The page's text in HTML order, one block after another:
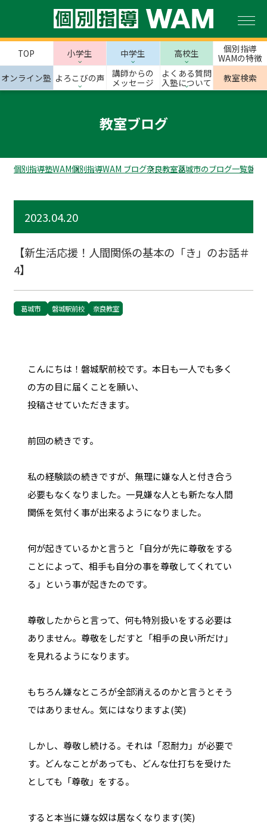
TOP 小学生 中学生 高校生
個別指導
WAMの特徴
オンライン塾 よろこびの声
講師からの
メッセージ
よくある質問
入塾について
教室検索
教室ブログ
個別指導塾WAM個別指導WAM ブログ奈良教室葛城市のブログ一覧磐城
2023.04.20
【新生活応援！人間関係の基本の「き」のお話＃
4】
葛城市 磐城駅前校 奈良教室
こんにちは！磐城駅前校です。本日も一人でも多く
の方の目に届くことを願い、
投稿させていただきます。
前回の続きです。
私の経験談の続きですが、無理に嫌な人と付き合う
必要もなくなりました。一見嫌な人とも新たな人間
関係を気付く事が出来るようになりました。
何が起きているかと言うと「自分が先に尊敬をする
ことによって、相手も自分の事を尊敬してくれてい
る」という事が起きたのです。
尊敬したからと言って、何も特別扱いをする必要は
ありません。尊敬をしだすと「相手の良い所だけ」
を見れるようになります。
もちろん嫌なところが全部消えるのかと言うとそう
ではありません。気にはなりますよ(笑)
しかし、尊敬し続ける。それは「忍耐力」が必要で
す。どんなことがあっても、どんな仕打ちを受けた
としても「尊敬」をする。
すると本当に嫌な奴は居なくなります(笑)